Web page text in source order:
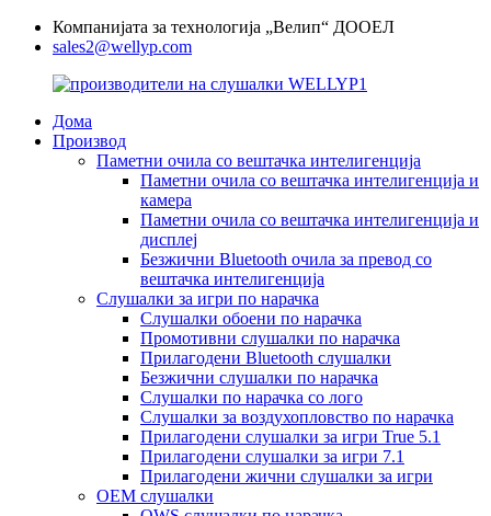
Компанијата за технологија „Велип“ ДООЕЛ
sales2@wellyp.com
Дома
Производ
Паметни очила со вештачка интелигенција
Паметни очила со вештачка интелигенција и
камера
Паметни очила со вештачка интелигенција и
дисплеј
Безжични Bluetooth очила за превод со
вештачка интелигенција
Слушалки за игри по нарачка
Слушалки обоени по нарачка
Промотивни слушалки по нарачка
Прилагодени Bluetooth слушалки
Безжични слушалки по нарачка
Слушалки по нарачка со лого
Слушалки за воздухопловство по нарачка
Прилагодени слушалки за игри True 5.1
Прилагодени слушалки за игри 7.1
Прилагодени жични слушалки за игри
OEM слушалки